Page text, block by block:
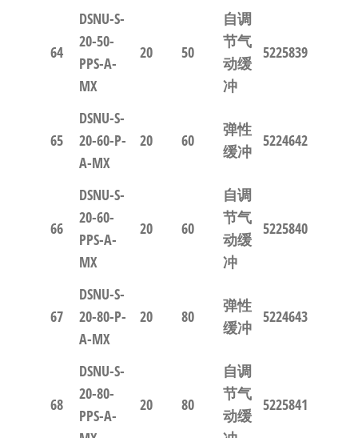
64
DSNU-S-
20-50-
PPS-A-
MX
20 50
自调
节气
动缓
冲
5225839
65
DSNU-S-
20-60-P-
A-MX
20 60
弹性
缓冲
5224642
66
DSNU-S-
20-60-
PPS-A-
MX
20 60
自调
节气
动缓
冲
5225840
67
DSNU-S-
20-80-P-
A-MX
20 80
弹性
缓冲
5224643
68
DSNU-S-
20-80-
PPS-A-
20 80
自调
节气
动缓
5225841